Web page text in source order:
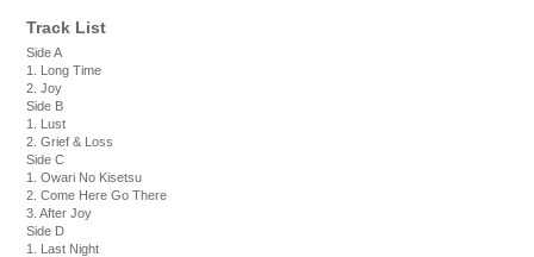
Track List
Side A
1. Long Time
2. Joy
Side B
1. Lust
2. Grief & Loss
Side C
1. Owari No Kisetsu
2. Come Here Go There
3. After Joy
Side D
1. Last Night